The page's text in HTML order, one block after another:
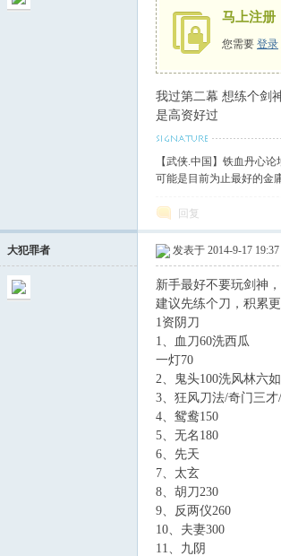
马上注册
您需要 登录
我过第二幕 想练个剑
是高资好过
【武侠.中国】铁血丹心
可能是目前为止最好的金
回复
大犯罪者 发表于 2014-9-17 19:37
新手最好不要玩剑神
建议先练个刀，积累
1资阴刀
1、血刀60洗西瓜
一灯70
2、鬼头100洗风林六如
3、狂风刀法/奇门三才
4、鸳鸯150
5、无名180
6、先天
7、太玄
8、胡刀230
9、反两仪260
10、夫妻300
11、九阴